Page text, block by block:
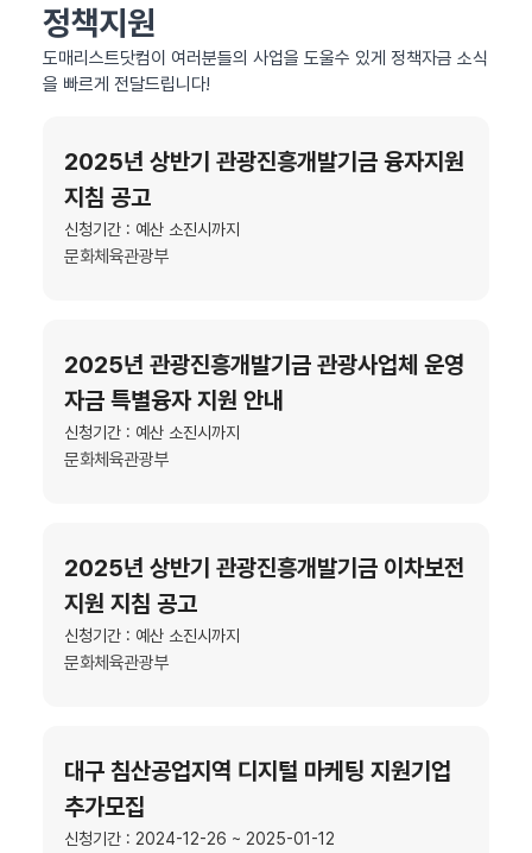
정책지원
도매리스트닷컴이 여러분들의 사업을 도울수 있게 정책자금 소식
을 빠르게 전달드립니다!
2025년 상반기 관광진흥개발기금 융자지원
지침 공고
신청기간 : 예산 소진시까지
문화체육관광부
2025년 관광진흥개발기금 관광사업체 운영
자금 특별융자 지원 안내
신청기간 : 예산 소진시까지
문화체육관광부
2025년 상반기 관광진흥개발기금 이차보전
지원 지침 공고
신청기간 : 예산 소진시까지
문화체육관광부
대구 침산공업지역 디지털 마케팅 지원기업
추가모집
신청기간 : 2024-12-26 ~ 2025-01-12